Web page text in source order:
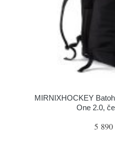
MIRNIXHOCKEY
One 2.0,
5